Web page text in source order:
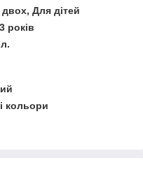
Для дітей
років
кольори